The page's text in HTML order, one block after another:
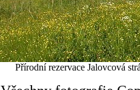
Přírodní rezervace Jalovcová